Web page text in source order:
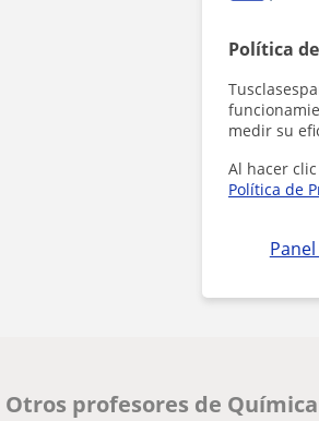
Política
medir su
Al hacer
Política de
Otros profesores de